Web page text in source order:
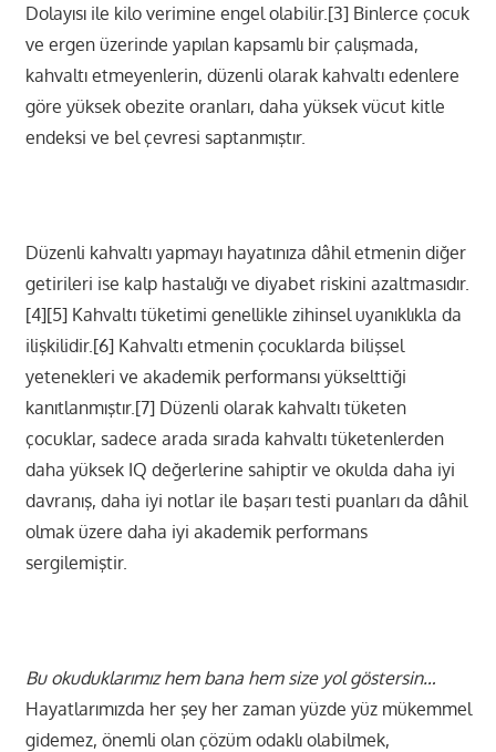
Dolayısı ile kilo verimine engel olabilir.[3] Binlerce çocuk
ve ergen üzerinde yapılan kapsamlı bir çalışmada,
kahvaltı etmeyenlerin, düzenli olarak kahvaltı edenlere
göre yüksek obezite oranları, daha yüksek vücut kitle
endeksi ve bel çevresi saptanmıştır.
Düzenli kahvaltı yapmayı hayatınıza dâhil etmenin diğer
getirileri ise kalp hastalığı ve diyabet riskini azaltmasıdır.
[4][5] Kahvaltı tüketimi genellikle zihinsel uyanıklıkla da
ilişkilidir.[6] Kahvaltı etmenin çocuklarda bilişsel
yetenekleri ve akademik performansı yükselttiği
kanıtlanmıştır.[7] Düzenli olarak kahvaltı tüketen
çocuklar, sadece arada sırada kahvaltı tüketenlerden
daha yüksek IQ değerlerine sahiptir ve okulda daha iyi
davranış, daha iyi notlar ile başarı testi puanları da dâhil
olmak üzere daha iyi akademik performans
sergilemiştir.
Bu okuduklarımız hem bana hem size yol göstersin…
Hayatlarımızda her şey her zaman yüzde yüz mükemmel
gidemez, önemli olan çözüm odaklı olabilmek,